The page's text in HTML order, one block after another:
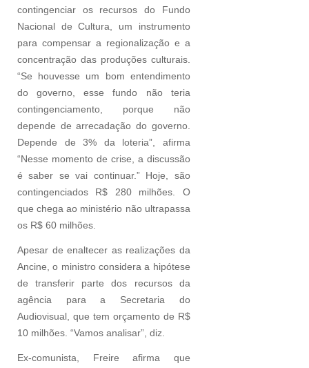
contingenciar os recursos do Fundo
Nacional de Cultura, um instrumento
para compensar a regionalização e a
concentração das produções culturais.
“Se houvesse um bom entendimento
do governo, esse fundo não teria
contingenciamento, porque não
depende de arrecadação do governo.
Depende de 3% da loteria”, afirma
“Nesse momento de crise, a discussão
é saber se vai continuar.” Hoje, são
contingenciados R$ 280 milhões. O
que chega ao ministério não ultrapassa
os R$ 60 milhões.
Apesar de enaltecer as realizações da
Ancine, o ministro considera a hipótese
de transferir parte dos recursos da
agência para a Secretaria do
Audiovisual, que tem orçamento de R$
10 milhões. “Vamos analisar”, diz.
Ex-comunista, Freire afirma que